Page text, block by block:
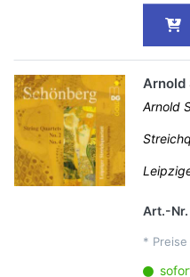
Arnold
Arnold
Art.-Nr.
*